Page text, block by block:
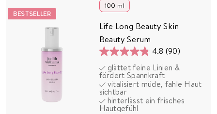
0
BESTSELLER
100 ml
Life Long Beauty Skin
Beauty Serum
4.8 (90)
4.8
von
5
Sternen.
90
glättet feine Linien &
fördert Spannkraft
vitalisiert müde, fahle Haut
sichtbar
hinterlässt ein frisches
Hautgefühl